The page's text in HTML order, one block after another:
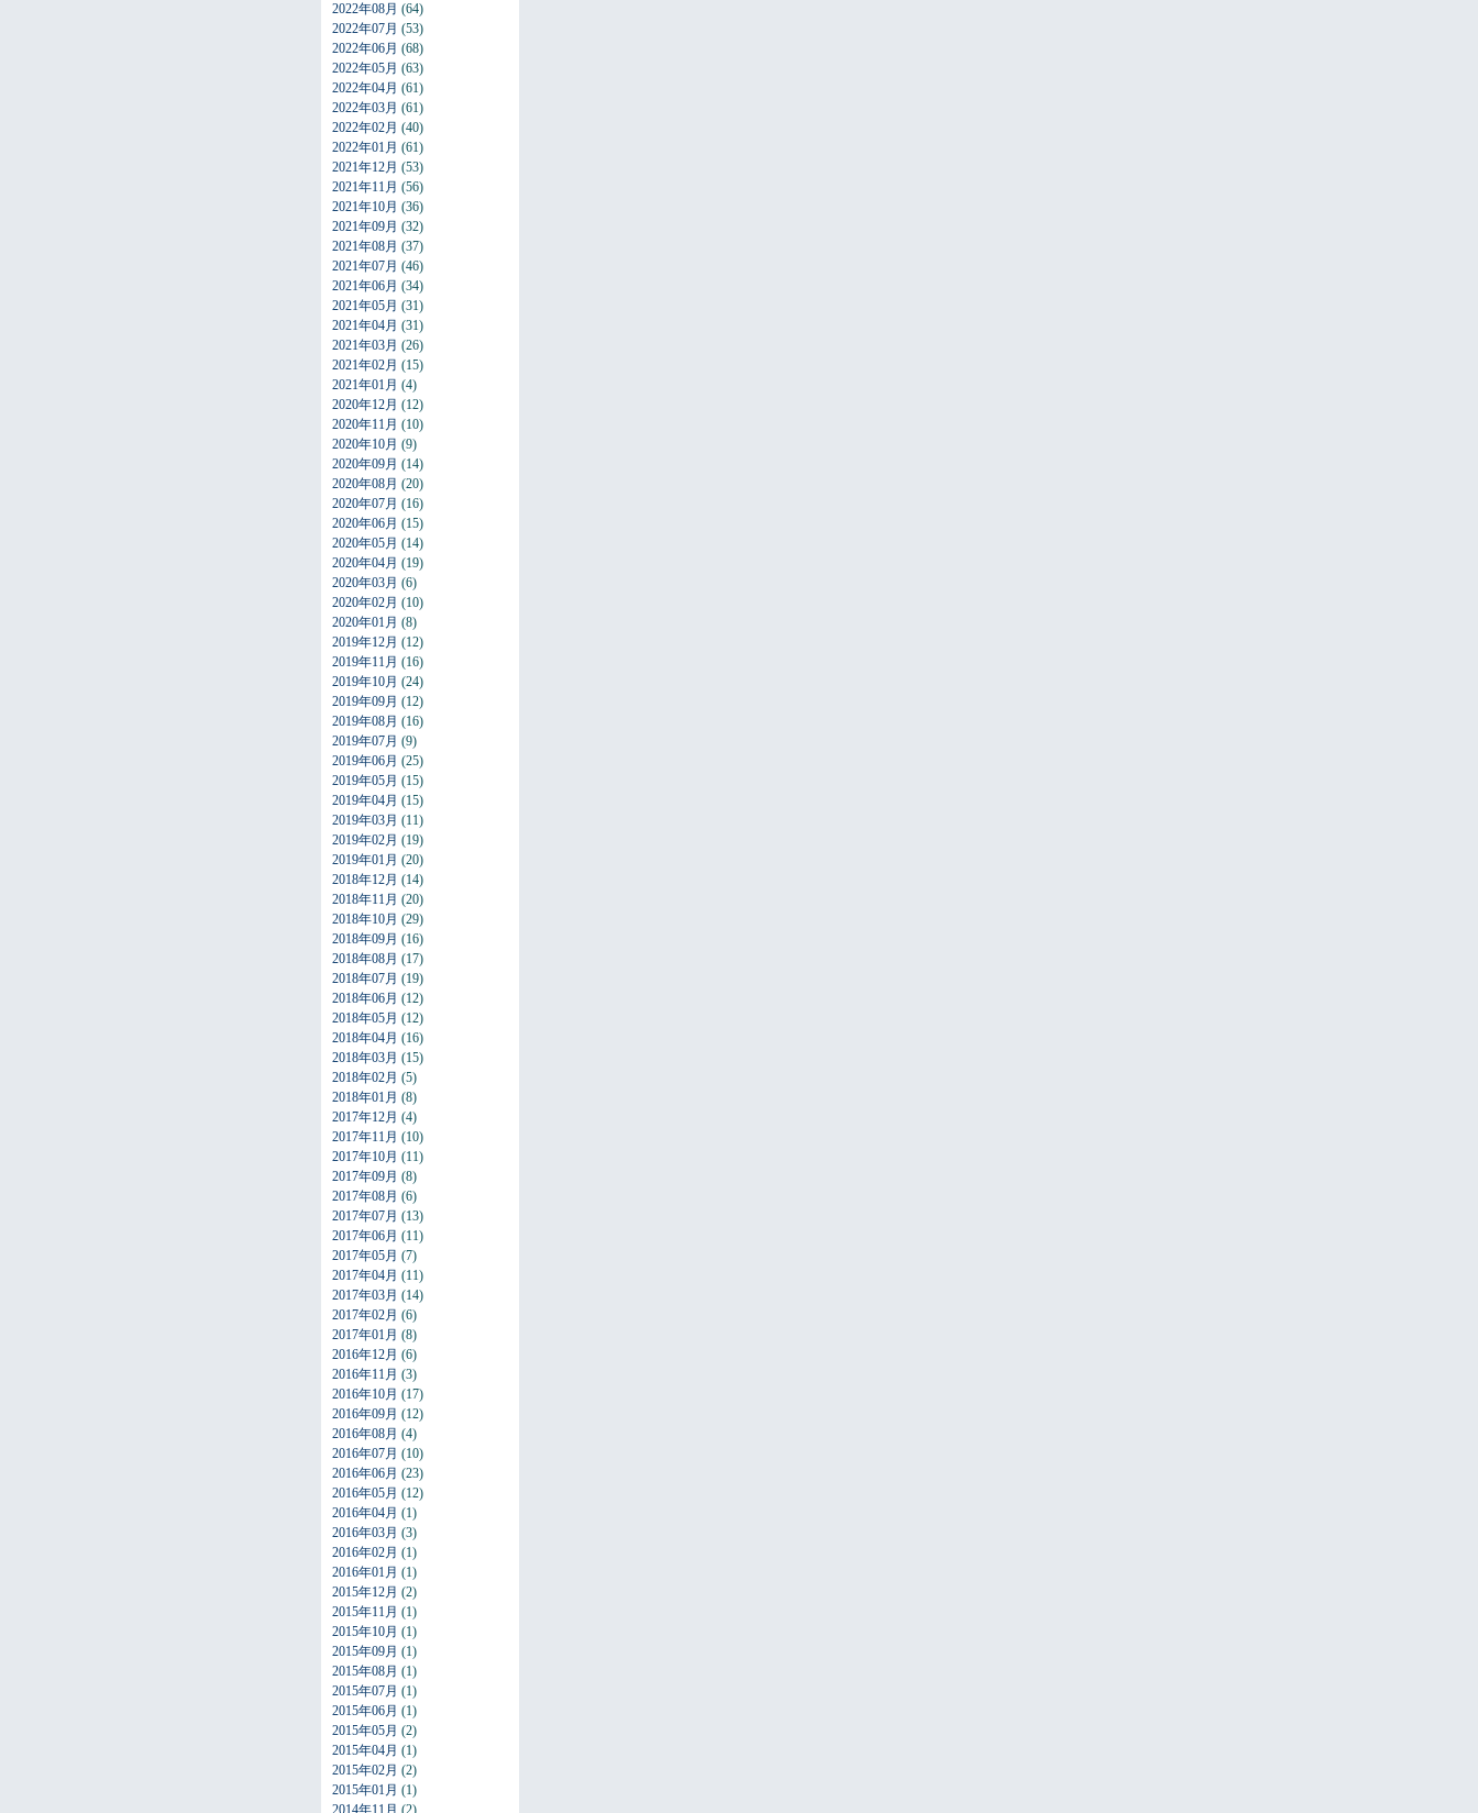
2022年08月 (64)
2022年07月 (53)
2022年06月 (68)
2022年05月 (63)
2022年04月 (61)
2022年03月 (61)
2022年02月 (40)
2022年01月 (61)
2021年12月 (53)
2021年11月 (56)
2021年10月 (36)
2021年09月 (32)
2021年08月 (37)
2021年07月 (46)
2021年06月 (34)
2021年05月 (31)
2021年04月 (31)
2021年03月 (26)
2021年02月 (15)
2021年01月 (4)
2020年12月 (12)
2020年11月 (10)
2020年10月 (9)
2020年09月 (14)
2020年08月 (20)
2020年07月 (16)
2020年06月 (15)
2020年05月 (14)
2020年04月 (19)
2020年03月 (6)
2020年02月 (10)
2020年01月 (8)
2019年12月 (12)
2019年11月 (16)
2019年10月 (24)
2019年09月 (12)
2019年08月 (16)
2019年07月 (9)
2019年06月 (25)
2019年05月 (15)
2019年04月 (15)
2019年03月 (11)
2019年02月 (19)
2019年01月 (20)
2018年12月 (14)
2018年11月 (20)
2018年10月 (29)
2018年09月 (16)
2018年08月 (17)
2018年07月 (19)
2018年06月 (12)
2018年05月 (12)
2018年04月 (16)
2018年03月 (15)
2018年02月 (5)
2018年01月 (8)
2017年12月 (4)
2017年11月 (10)
2017年10月 (11)
2017年09月 (8)
2017年08月 (6)
2017年07月 (13)
2017年06月 (11)
2017年05月 (7)
2017年04月 (11)
2017年03月 (14)
2017年02月 (6)
2017年01月 (8)
2016年12月 (6)
2016年11月 (3)
2016年10月 (17)
2016年09月 (12)
2016年08月 (4)
2016年07月 (10)
2016年06月 (23)
2016年05月 (12)
2016年04月 (1)
2016年03月 (3)
2016年02月 (1)
2016年01月 (1)
2015年12月 (2)
2015年11月 (1)
2015年10月 (1)
2015年09月 (1)
2015年08月 (1)
2015年07月 (1)
2015年06月 (1)
2015年05月 (2)
2015年04月 (1)
2015年02月 (2)
2015年01月 (1)
2014年11月 (2)